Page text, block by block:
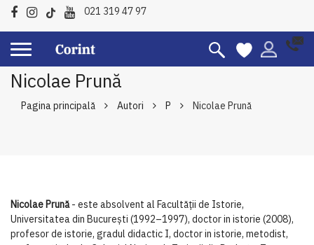
021 319 47 97
Nicolae Prună
Pagina principală Autori P Nicolae Prună
Nicolae Prună- este absolvent al Facultății de Istorie,
Universitatea din Bucureşti (1992–1997), doctor in istorie (2008),
profesor de istorie, gradul didactic I, doctor in istorie, metodist,